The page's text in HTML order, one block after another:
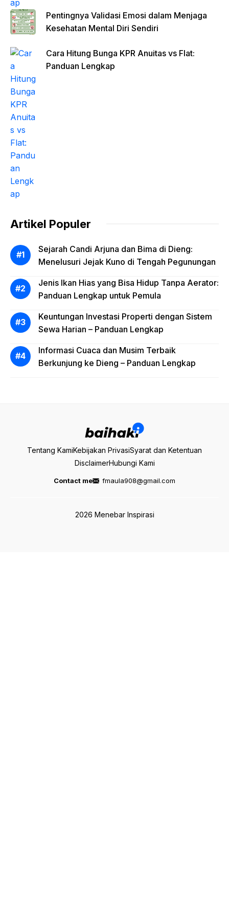
Pentingnya Validasi Emosi dalam Menjaga
Kesehatan Mental Diri Sendiri
Cara Hitung Bunga KPR Anuitas vs Flat:
Panduan Lengkap
Artikel Populer
Sejarah Candi Arjuna dan Bima di Dieng:
Menelusuri Jejak Kuno di Tengah Pegunungan
Jenis Ikan Hias yang Bisa Hidup Tanpa Aerator:
Panduan Lengkap untuk Pemula
Keuntungan Investasi Properti dengan Sistem
Sewa Harian – Panduan Lengkap
Informasi Cuaca dan Musim Terbaik
Berkunjung ke Dieng – Panduan Lengkap
Tentang KamiKebijakan PrivasiSyarat dan Ketentuan
DisclaimerHubungi Kami
Contact me fmaula908@gmail.com
2026 Menebar Inspirasi